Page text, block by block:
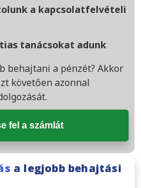
a kapcsolatfelvételi
tanácsokat adunk
behajtani a pénzét? Akkor
követően azonnal
fel a számlát
a legjobb behajtási